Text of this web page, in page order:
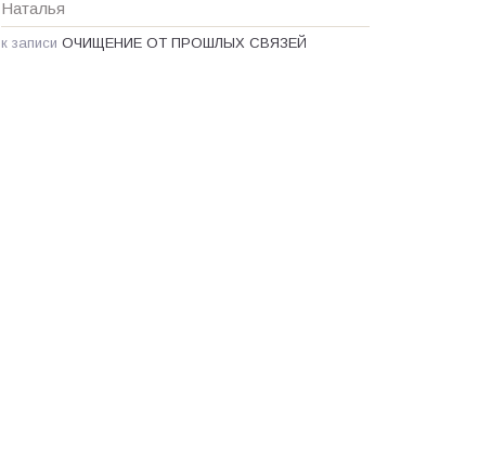
Наталья
к записи ОЧИЩЕНИЕ ОТ ПРОШЛЫХ СВЯЗЕЙ